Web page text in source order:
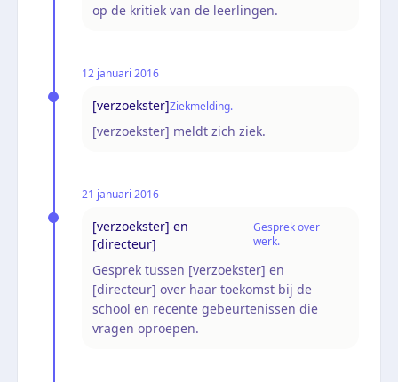
op de kritiek van de leerlingen.
12 januari 2016
[verzoekster]Ziekmelding.
[verzoekster] meldt zich ziek.
21 januari 2016
[verzoekster] en
[directeur]
Gesprek over
werk.
Gesprek tussen [verzoekster] en
[directeur] over haar toekomst bij de
school en recente gebeurtenissen die
vragen oproepen.